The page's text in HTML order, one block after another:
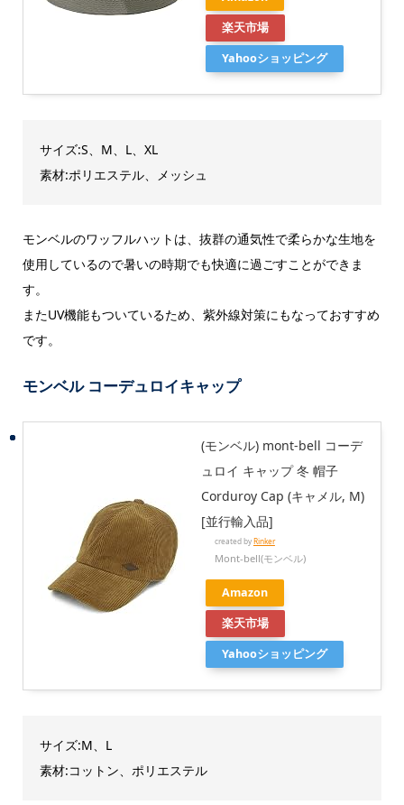
楽天市場
Yahooショッピング
サイズ:S、M、L、XL
素材:ポリエステル、メッシュ
モンベルのワッフルハットは、抜群の通気性で柔らかな生地を
使用しているので暑いの時期でも快適に過ごすことができま
す。
またUV機能もついているため、紫外線対策にもなっておすすめ
です。
モンベル コーデュロイキャップ
(モンベル) mont-bell コーデ
ュロイ キャップ 冬 帽子
Corduroy Cap (キャメル, M)
[並行輸入品]
created byRinker
Mont-bell(モンベル)
Amazon
楽天市場
Yahooショッピング
サイズ:M、L
素材:コットン、ポリエステル